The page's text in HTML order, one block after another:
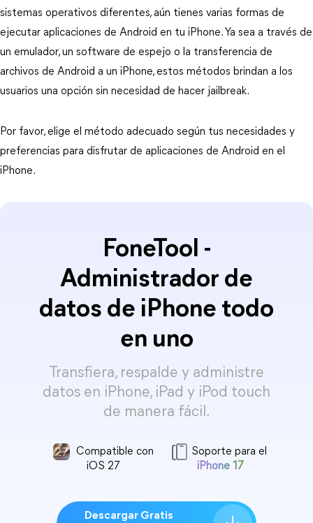
sistemas operativos diferentes, aún tienes varias formas de
ejecutar aplicaciones de Android en tu iPhone. Ya sea a través de
un emulador, un software de espejo o la transferencia de
archivos de Android a un iPhone, estos métodos brindan a los
usuarios una opción sin necesidad de hacer jailbreak.
Por favor, elige el método adecuado según tus necesidades y
preferencias para disfrutar de aplicaciones de Android en el
iPhone.
FoneTool -
Administrador de
datos de iPhone todo
en uno
Transfiera, respalde y administre
datos en iPhone, iPad y iPod touch
de manera fácil.
Compatible con
iOS 27
Soporte para el
iPhone 17
Descargar Gratis